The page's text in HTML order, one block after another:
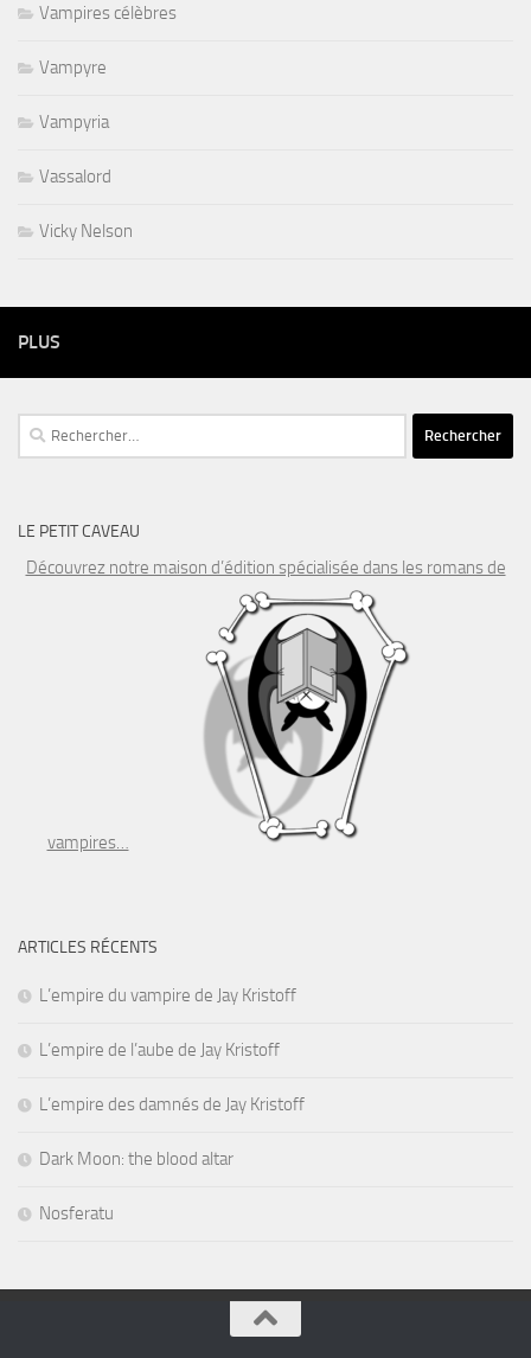
Vampires célèbres
Vampyre
Vampyria
Vassalord
Vicky Nelson
PLUS
Rechercher :
LE PETIT CAVEAU
Découvrez notre maison d’édition spécialisée dans les romans de
vampires…
ARTICLES RÉCENTS
L’empire du vampire de Jay Kristoff
L’empire de l’aube de Jay Kristoff
L’empire des damnés de Jay Kristoff
Dark Moon: the blood altar
Nosferatu